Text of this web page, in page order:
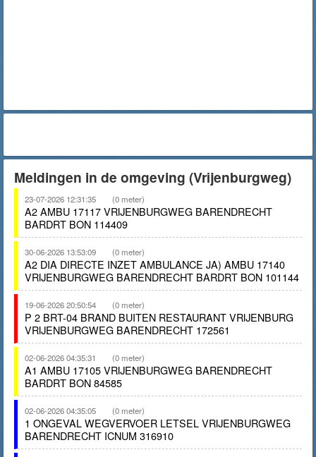
Meldingen in de omgeving (Vrijenburgweg)
23-07-2026 12:31:35 (0 meter)
A2 AMBU 17117 VRIJENBURGWEG BARENDRECHT
BARDRT BON 114409
30-06-2026 13:53:09 (0 meter)
A2 DIA DIRECTE INZET AMBULANCE JA) AMBU 17140
VRIJENBURGWEG BARENDRECHT BARDRT BON 101144
19-06-2026 20:50:54 (0 meter)
P 2 BRT-04 BRAND BUITEN RESTAURANT VRIJENBURG
VRIJENBURGWEG BARENDRECHT 172561
02-06-2026 04:35:31 (0 meter)
A1 AMBU 17105 VRIJENBURGWEG BARENDRECHT
BARDRT BON 84585
02-06-2026 04:35:05 (0 meter)
1 ONGEVAL WEGVERVOER LETSEL VRIJENBURGWEG
BARENDRECHT ICNUM 316910